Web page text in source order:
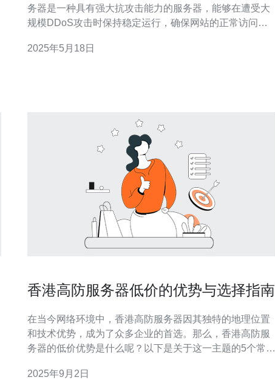
务器是一种具有强大抗攻击能力的服务器，能够在遭受大
规模DDoS攻击时保持稳定运行，确保网站的正常访问。
的网络环境，能够为您的网站提供全面的安全保障。 1. 抗
2025年5月18日
香港高防服务器低价的优势与选择指南
在当今网络环境中，香港高防服务器因其独特的地理位置
和技术优势，成为了众多企业的首选。那么，香港高防服
务器的低价优势是什么呢？以下是关于这一主题的5个常见
本？ 选择香港高防服务器可以节省成本的原因有很多。首
2025年9月2日